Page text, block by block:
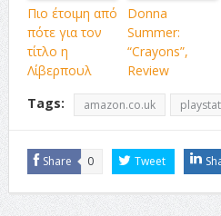
Πιο έτοιμη από
πότε για τον
τίτλο η
Λίβερπουλ
Donna
Summer:
“Crayons”,
Review
Tags:
amazon.co.uk
Share 0 Tweet